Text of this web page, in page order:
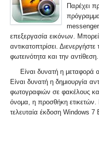
Παρέχει
επεξεργασία εικόνων.
αντικατοπτρίσει.
φωτεινότητα και την αντίθεση.
Είναι δυνατή η
Είναι δυνατή η δημιουργία
φωτογραφιών σε φακέλους
όνομα, η προσθήκη
τελευταία έκδοση Windows 7